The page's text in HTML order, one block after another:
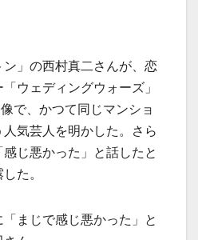
」の西村真二さんが、恋
ウェディングウォーズ」
で、かつて同じマンショ
気芸人を明かした。さら
じ悪かった」と話したと
た。
「まじで感じ悪かった」と